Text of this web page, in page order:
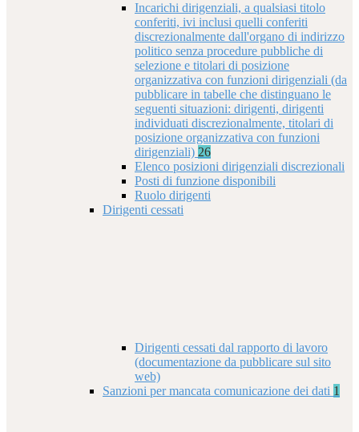
Incarichi dirigenziali, a qualsiasi titolo
conferiti, ivi inclusi quelli conferiti
discrezionalmente dall'organo di indirizzo
politico senza procedure pubbliche di
selezione e titolari di posizione
organizzativa con funzioni dirigenziali (da
pubblicare in tabelle che distinguano le
seguenti situazioni: dirigenti, dirigenti
individuati discrezionalmente, titolari di
posizione organizzativa con funzioni
dirigenziali) 26
Elenco posizioni dirigenziali discrezionali
Posti di funzione disponibili
Ruolo dirigenti
Dirigenti cessati
Dirigenti cessati dal rapporto di lavoro
(documentazione da pubblicare sul sito
web)
Sanzioni per mancata comunicazione dei dati 1